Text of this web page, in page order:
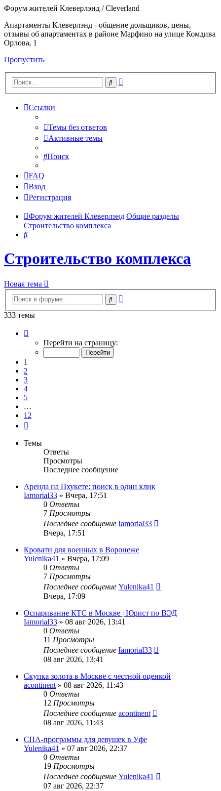
Форум жителей Клеверлэнд / Cleverland
Апартаменты Клеверлэнд - общение дольщиков, цены,
отзывы об апартаментах в районе Марфино на улице Комдива
Орлова, 1
Пропустить
Поиск
Ссылки
Темы без ответов
Активные темы
Поиск
FAQ
Вход
Регистрация
Форум жителей Клеверлэнд Общие разделы
Строительство комплекса
Поиск
Строительство комплекса
Новая тема
Поиск
333 темы
Перейти на страницу:
1
2
3
4
5
…
12
Темы
Ответы
Просмотры
Последнее сообщение
Аренда на Пхукете: поиск в один клик
Iamorial33 » Вчера, 17:51
0 Ответы
7 Просмотры
Последнее сообщение Iamorial33
Вчера, 17:51
Кровати для военных в Воронеже
Yulenika41 » Вчера, 17:09
0 Ответы
7 Просмотры
Последнее сообщение Yulenika41
Вчера, 17:09
Оспаривание КТС в Москве | Юрист по ВЭД
Iamorial33 » 08 авг 2026, 13:41
0 Ответы
11 Просмотры
Последнее сообщение Iamorial33
08 авг 2026, 13:41
Скупка золота в Москве с честной оценкой
acontinent » 08 авг 2026, 11:43
0 Ответы
12 Просмотры
Последнее сообщение acontinent
08 авг 2026, 11:43
СПА-программы для девушек в Уфе
Yulenika41 » 07 авг 2026, 22:37
0 Ответы
19 Просмотры
Последнее сообщение Yulenika41
07 авг 2026, 22:37